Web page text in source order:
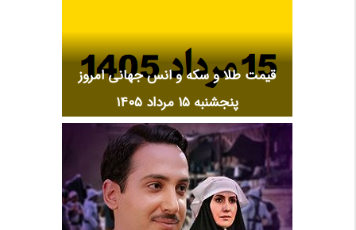
قیمت طلا و سکه و انس جهانی امروز
پنجشنبه ۱۵ مرداد ۱۴۰۵